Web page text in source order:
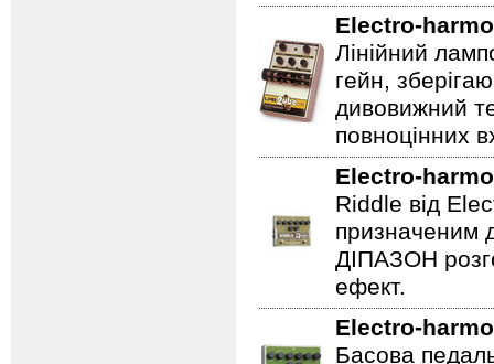
Electro-
Лінійний
гейн,
дивовижний
повноцінних
Electro-
Riddle від
призначеним
ДІПАЗОН
ефект.
Electro-
Басова